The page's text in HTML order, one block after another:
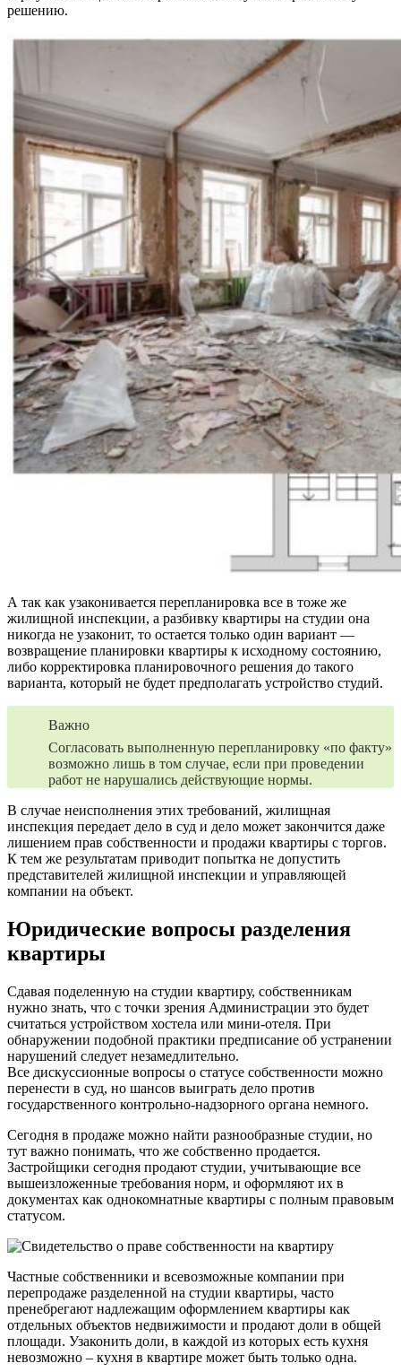
решению.
А так как узаконивается перепланировка все в тоже же
жилищной инспекции, а разбивку квартиры на студии она
никогда не узаконит, то остается только один вариант —
возвращение планировки квартиры к исходному состоянию,
либо корректировка планировочного решения до такого
варианта, который не будет предполагать устройство студий.
Важно
Согласовать выполненную перепланировку «по факту»
возможно лишь в том случае, если при проведении
работ не нарушались действующие нормы.
В случае неисполнения этих требований, жилищная
инспекция передает дело в суд и дело может закончится даже
лишением прав собственности и продажи квартиры с торгов.
К тем же результатам приводит попытка не допустить
представителей жилищной инспекции и управляющей
компании на объект.
Юридические вопросы разделения
квартиры
Сдавая поделенную на студии квартиру, собственникам
нужно знать, что с точки зрения Администрации это будет
считаться устройством хостела или мини-отеля. При
обнаружении подобной практики предписание об устранении
нарушений следует незамедлительно.
Все дискуссионные вопросы о статусе собственности можно
перенести в суд, но шансов выиграть дело против
государственного контрольно-надзорного органа немного.
Сегодня в продаже можно найти разнообразные студии, но
тут важно понимать, что же собственно продается.
Застройщики сегодня продают студии, учитывающие все
вышеизложенные требования норм, и оформляют их в
документах как однокомнатные квартиры с полным правовым
статусом.
Частные собственники и всевозможные компании при
перепродаже разделенной на студии квартиры, часто
пренебрегают надлежащим оформлением квартиры как
отдельных объектов недвижимости и продают доли в общей
площади. Узаконить доли, в каждой из которых есть кухня
невозможно – кухня в квартире может быть только одна.